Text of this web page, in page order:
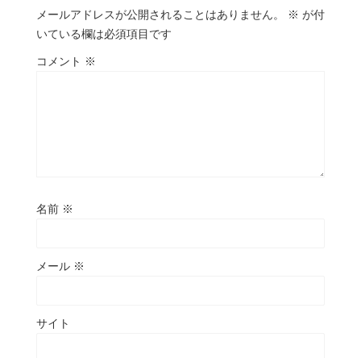
メールアドレスが公開されることはありません。 ※ が付
いている欄は必須項目です
コメント ※
名前 ※
メール ※
サイト